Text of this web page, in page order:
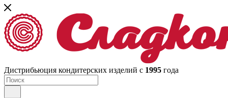
Дистрибьюция кондитерских изделий с 1995 года